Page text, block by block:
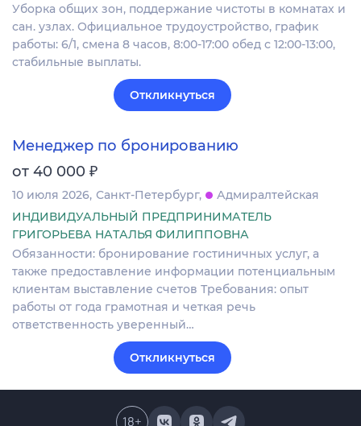
Уборка общих зон, поддержание чистоты в комнатах и
сан. узлах. Официальное трудоустройство, график
работы: 6/1, смена 8 часов, 8:00-17:00 обед с 12:00-13:00,
стабильные выплаты.
Откликнуться
Менеджер по бронированию
от 40 000 ₽
10 июля 2026 Санкт-Петербург
Адмиралтейская
ИНДИВИДУАЛЬНЫЙ ПРЕДПРИНИМАТЕЛЬ
ГРИГОРЬЕВА НАТАЛЬЯ ФИЛИППОВНА
Обязанности: бронирование гостиничных услуг, а
также предоставление информации потенциальным
клиентам выставление счетов Требования: опыт
работы от года грамотная и четкая речь
ответственность уверенный…
Откликнуться
18+